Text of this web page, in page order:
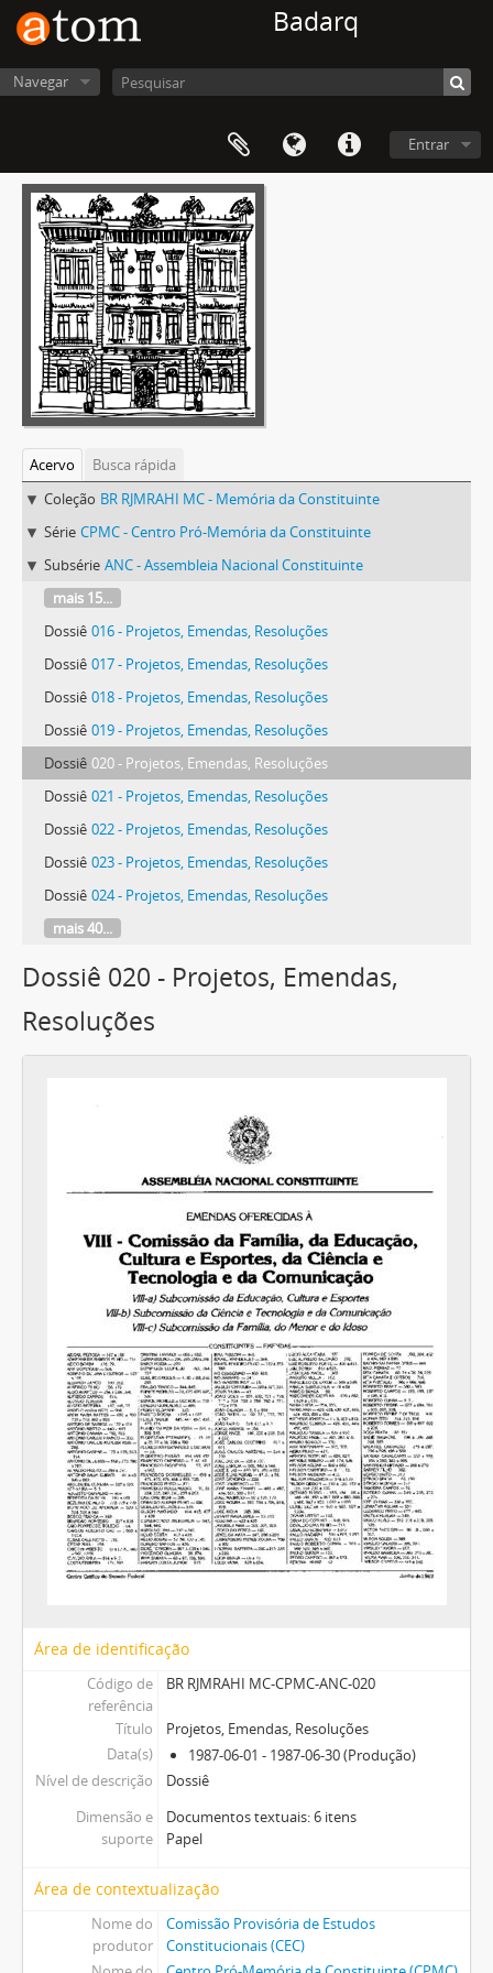
Badarq
Navegar
Entrar
Acervo
Busca rápida
Coleção BR RJMRAHI MC - Memória da Constituinte
Série CPMC - Centro Pró-Memória da Constituinte
Subsérie ANC - Assembleia Nacional Constituinte
mais 15...
Dossiê 016 - Projetos, Emendas, Resoluções
Dossiê 017 - Projetos, Emendas, Resoluções
Dossiê 018 - Projetos, Emendas, Resoluções
Dossiê 019 - Projetos, Emendas, Resoluções
Dossiê 020 - Projetos, Emendas, Resoluções
Dossiê 021 - Projetos, Emendas, Resoluções
Dossiê 022 - Projetos, Emendas, Resoluções
Dossiê 023 - Projetos, Emendas, Resoluções
Dossiê 024 - Projetos, Emendas, Resoluções
mais 40...
Dossiê 020 - Projetos, Emendas,
Resoluções
Área de identificação
Código de
referência
BR RJMRAHI MC-CPMC-ANC-020
Título
Projetos, Emendas, Resoluções
Data(s)
1987-06-01 - 1987-06-30 (Produção)
Nível de descrição
Dossiê
Dimensão e
suporte
Documentos textuais: 6 itens
Papel
Área de contextualização
Nome do
produtor
Comissão Provisória de Estudos
Constitucionais (CEC)